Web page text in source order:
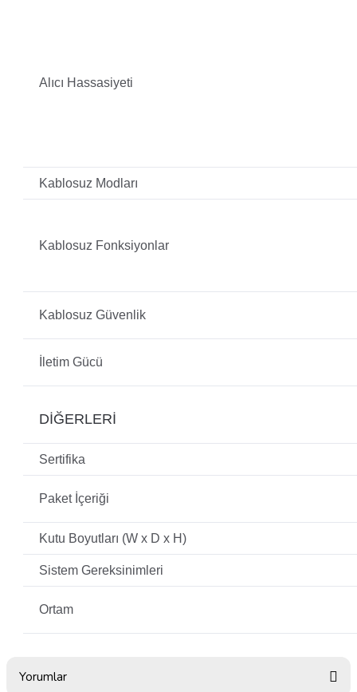
Alıcı Hassasiyeti
Kablosuz Modları
Kablosuz Fonksiyonlar
Kablosuz Güvenlik
İletim Gücü
DİĞERLERİ
Sertifika
Paket İçeriği
Kutu Boyutları (W x D x H)
Sistem Gereksinimleri
Ortam
Yorumlar